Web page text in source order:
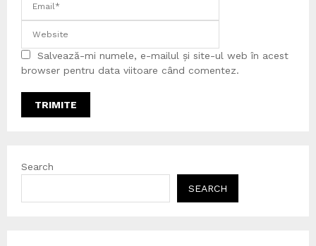
Salvează-mi numele, e-mailul și site-ul web în acest
browser pentru data viitoare când comentez.
Search
SEARCH